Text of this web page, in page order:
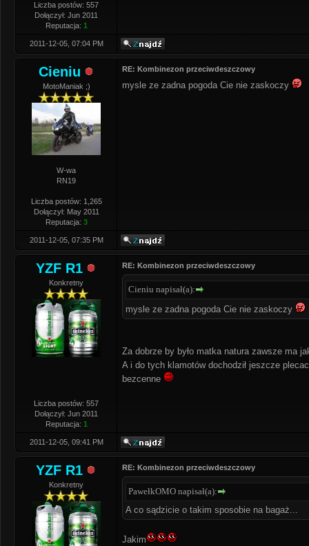
Liczba postów: 557
Dołączył: Jun 2011
Reputacja: 1
2011-12-05, 07:04 PM
Cieniu
MotoManiak ;)
W-wa
RN19
Liczba postów: 1,265
Dołączył: May 2011
Reputacja: 3
RE: Kombinezon przeciwdeszczowy
mysle ze zadna pogoda Cie nie zaskoczy
2011-12-05, 07:35 PM
YZF R1
Konkretny
Liczba postów: 557
Dołączył: Jun 2011
Reputacja: 1
RE: Kombinezon przeciwdeszczowy
Cieniu napisał(a):
mysle ze zadna pogoda Cie nie zaskoczy
Za dobrze by było matka natura zawsze ma
A i do tych klamotów dochodził jeszcze
bezcenne
2011-12-05, 09:41 PM
YZF R1
Konkretny
RE: Kombinezon przeciwdeszczowy
PawełkOMO napisał(a):
A co sądzicie o takim sposobie na bagaż...
Jakim